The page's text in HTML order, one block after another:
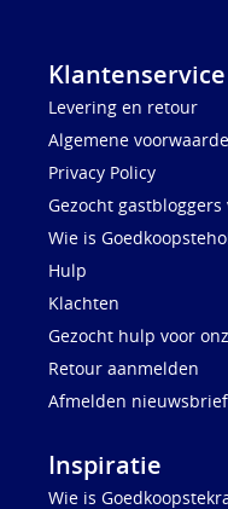
Klantenservice
Levering en retour
Algemene
Privacy Policy
Gezocht
Wie is
Hulp
Klachten
Gezocht hulp voor
Retour aanmelden
Afmelden nieuwsbrief
Inspiratie
Wie is